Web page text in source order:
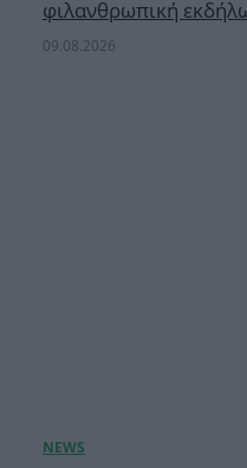
φιλανθρωπική
09.08.2026